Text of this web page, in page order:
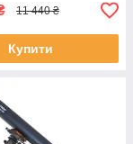
11 440 ₴
Купити